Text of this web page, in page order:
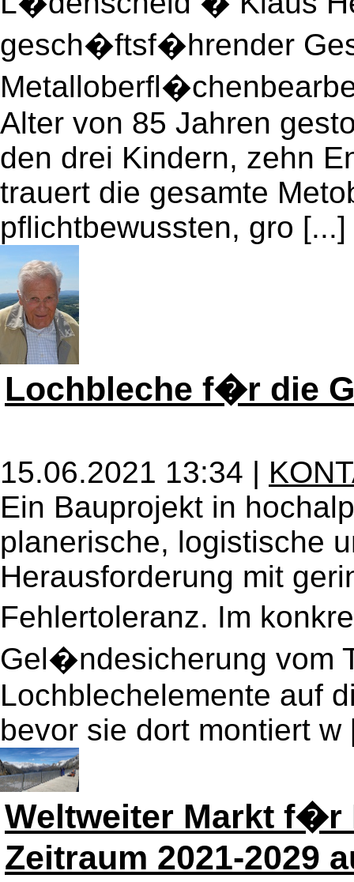
gesch�ftsf�hrender
Alter von 85 Jahren
den drei Kindern, zehn
trauert die gesamte
pflichtbewussten, gro [...]
Lochbleche f�r die
15.06.2021 13:34 |
Ein Bauprojekt in
planerische, logistische
Herausforderung mit
Fehlertoleranz. Im
Gel�ndesicherung vom
Lochblechelemente auf
bevor sie dort montiert w
Weltweiter Markt f�r
Zeitraum 2021-2029